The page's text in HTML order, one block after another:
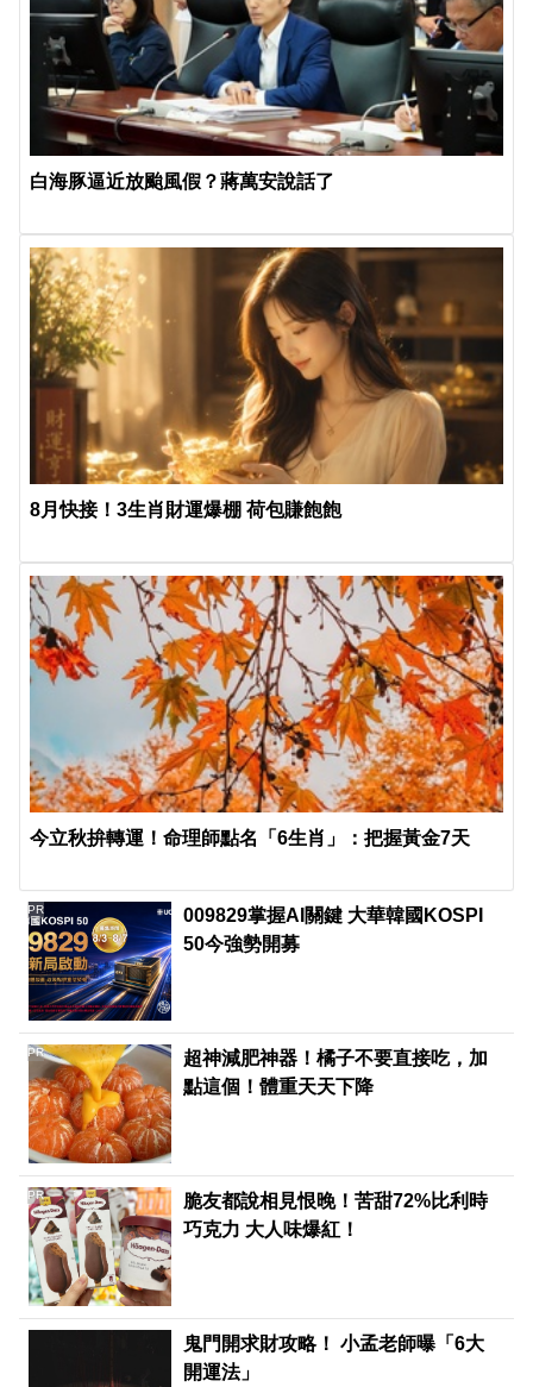
白海豚逼近放颱風假？蔣萬安說話了
8月快接！3生肖財運爆棚 荷包賺飽飽
今立秋拚轉運！命理師點名「6生肖」：把握黃金7天
009829掌握AI關鍵 大華韓國KOSPI
50今強勢開募
PR
超神減肥神器！橘子不要直接吃，加
點這個！體重天天下降
PR
脆友都說相見恨晚！苦甜72%比利時
巧克力 大人味爆紅！
PR
鬼門開求財攻略！ 小孟老師曝「6大
開運法」